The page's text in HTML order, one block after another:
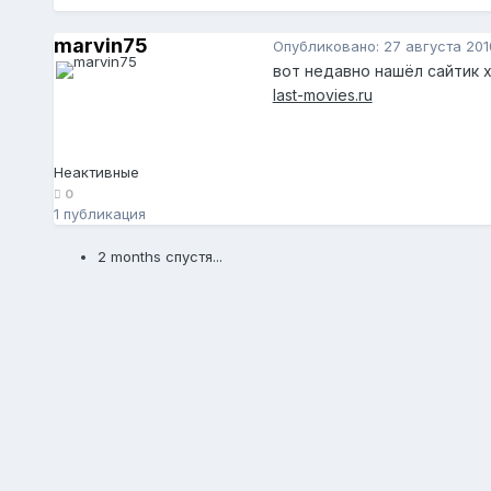
marvin75
Неактивные
0
1 публикация
Опубликовано: 27 августа
вот недавно нашёл сайтик
last-movies.ru
2 months спустя...